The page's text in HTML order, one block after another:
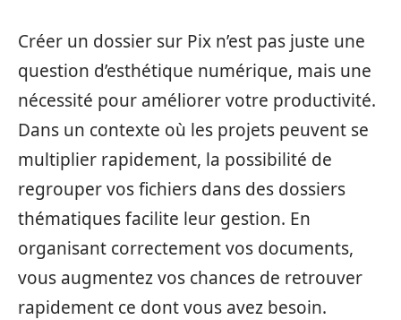
Créer un dossier sur Pix n’est pas juste une
question d’esthétique numérique, mais une
nécessité pour améliorer votre productivité.
Dans un contexte où les projets peuvent se
multiplier rapidement, la possibilité de
regrouper vos fichiers dans des dossiers
thématiques facilite leur gestion. En
organisant correctement vos documents,
vous augmentez vos chances de retrouver
rapidement ce dont vous avez besoin.